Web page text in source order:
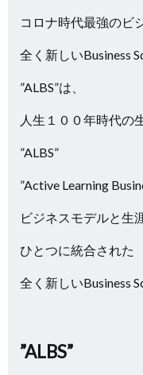
コロナ時代最強のビ
全く新しいBusiness
”ALBS”は、
人生１００年時代の
”ALBS”
”Active Learning
ビジネスモデルと生
ひとつに統合された
全く新しいBusiness
”ALBS”